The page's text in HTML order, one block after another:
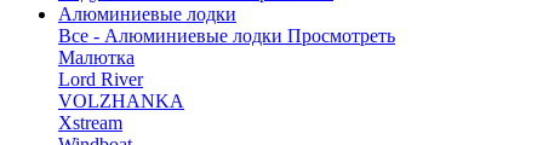
Алюминиевые лодки
Все - Алюминиевые лодки Просмотреть
Малютка
Lord River
VOLZHANKA
Xstream